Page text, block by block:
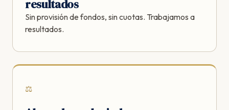
resultados
Sin provisión de fondos, sin cuotas. Trabajamos a
resultados.
⚖️